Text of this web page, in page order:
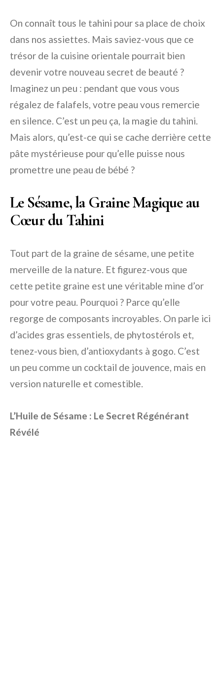
On connaît tous le tahini pour sa place de choix
dans nos assiettes. Mais saviez-vous que ce
trésor de la cuisine orientale pourrait bien
devenir votre nouveau secret de beauté ?
Imaginez un peu : pendant que vous vous
régalez de falafels, votre peau vous remercie
en silence. C’est un peu ça, la magie du tahini.
Mais alors, qu’est-ce qui se cache derrière cette
pâte mystérieuse pour qu’elle puisse nous
promettre une peau de bébé ?
Le Sésame, la Graine Magique au
Cœur du Tahini
Tout part de la graine de sésame, une petite
merveille de la nature. Et figurez-vous que
cette petite graine est une véritable mine d’or
pour votre peau. Pourquoi ? Parce qu’elle
regorge de composants incroyables. On parle ici
d’acides gras essentiels, de phytostérols et,
tenez-vous bien, d’antioxydants à gogo. C’est
un peu comme un cocktail de jouvence, mais en
version naturelle et comestible.
L’Huile de Sésame : Le Secret Régénérant
Révélé